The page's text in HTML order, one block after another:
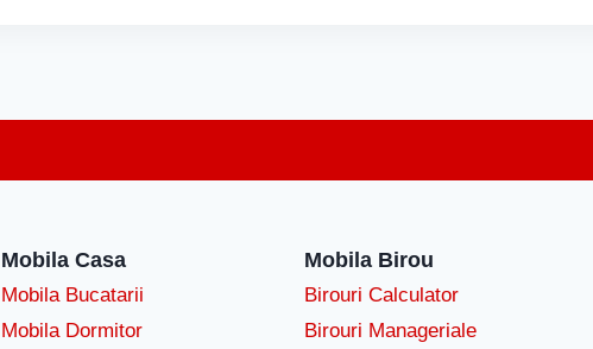
Mobila Casa
Mobila Bucatarii
Mobila Dormitor
Mobila Birou
Birouri Calculator
Birouri Manageriale